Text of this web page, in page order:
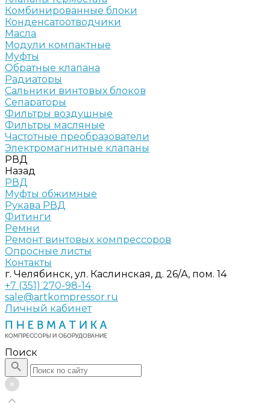
Комбинированные блоки
Конденсатоотводчики
Масла
Модули компактные
Муфты
Обратные клапана
Радиаторы
Сальники винтовых блоков
Сепараторы
Фильтры воздушные
Фильтры масляные
Частотные преобразователи
Электромагнитные клапаны
РВД
Назад
РВД
Муфты обжимные
Рукава РВД
Фитинги
Ремни
Ремонт винтовых компрессоров
Опросные листы
Контакты
г. Челябинск, ул. Каслинская, д. 26/А, пом. 14
+7 (351) 270-98-14
sale@artkompressor.ru
Личный кабинет
Поиск